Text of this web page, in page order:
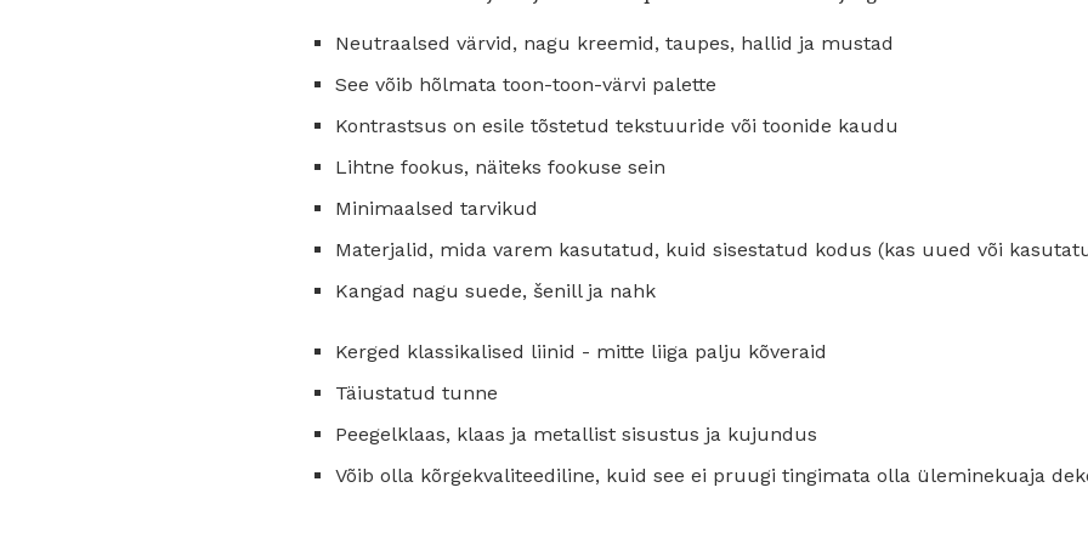
Neutraalsed värvid, nagu kreemid, taupes, hallid ja mustad
See võib hõlmata toon-toon-värvi palette
Kontrastsus on esile tõstetud tekstuuride või toonide kaudu
Lihtne fookus, näiteks fookuse sein
Minimaalsed tarvikud
Materjalid, mida varem kasutatud, kuid sisestatud kodus (kas uued või
Kangad nagu suede, šenill ja nahk
Kerged klassikalised liinid - mitte liiga palju kõveraid
Täiustatud tunne
Peegelklaas, klaas ja metallist sisustus ja kujundus
Võib olla kõrgekvaliteediline, kuid see ei pruugi tingimata olla üleminekuaja